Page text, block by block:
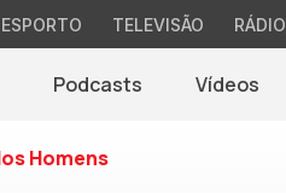
TELEVISÃO RÁDIO
Podcasts Vídeos
Homens